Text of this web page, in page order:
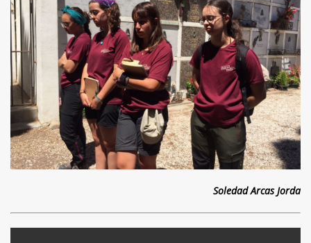
Soledad Arcas Jorda